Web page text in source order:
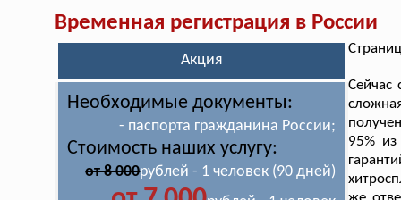
Временная регистрация в России
Акция
Необходимые документы:
- паспорта гражданина России;
Стоимость наших услугу:
от 8 000рублей - 1 человек (90 дней)
Сейчас
95%